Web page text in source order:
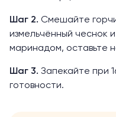
Шаг 2. Смешайте
измельчённый чеснок
маринадом, оставьте
Шаг 3. Запекайте при
готовности.